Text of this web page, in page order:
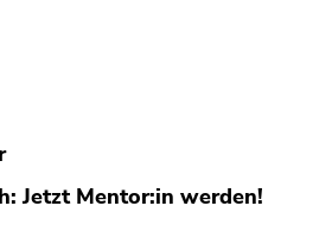
Jetzt Mentor:in werden!